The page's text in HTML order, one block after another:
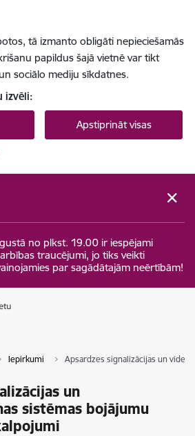
tā izmanto obligāti nepieciešamās
papildus šajā vietnē var tikt
sociālo mediju sīkdatnes.
izvēli:
Apstiprināt visas
no plkst. 19.00 ir iespējami
traucējumi, jo tiks veikti
par sagādātajām neērtībām!
Iepirkumi Apsardzes signalizācijas un
un
sistēmas bojājumu